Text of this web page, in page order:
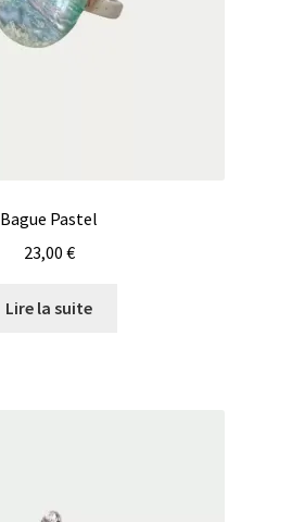
Bague Pastel
23,00 €
Lire la suite